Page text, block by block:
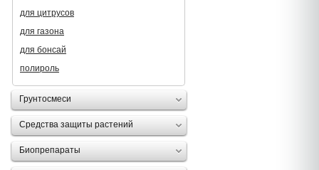
для цитрусов
для газона
для бонсай
полироль
Грунтосмеси
Средства защиты растений
Биопрепараты